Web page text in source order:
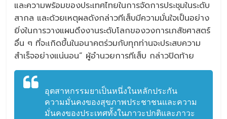
และความพร้อมของประเทศไทยในการจัดการประชุมในระดับ
สากล และด้วยเหตุผลดังกล่าวทีเส็บมีความมั่นใจเป็นอย่าง
ยิ่งในการวางแผนดึงงานระดับโลกของวงการเภสัชศาสตร์
อื่น ๆ ที่จะเกิดขึ้นในอนาคตร่วมกับทุกท่านจะประสบความ
สำเร็จอย่างแน่นอน” ผู้อำนวยการทีเส็บ กล่าวปิดท้าย
อุตสาหกรรมยาเป็นหนึ่งในหลักประกัน
ความมั่นคงของสุขภาพประชาชนและความ
มั่นคงของประเทศทั้งในภาวะปกติและภาวะ